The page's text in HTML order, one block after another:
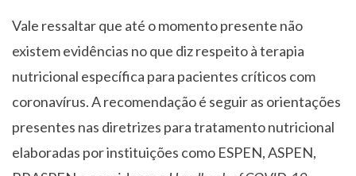
Vale ressaltar que até o momento presente não
existem evidências no que diz respeito à terapia
nutricional específica para pacientes críticos com
coronavírus. A recomendação é seguir as orientações
presentes nas diretrizes para tratamento nutricional
elaboradas por instituições como ESPEN, ASPEN,